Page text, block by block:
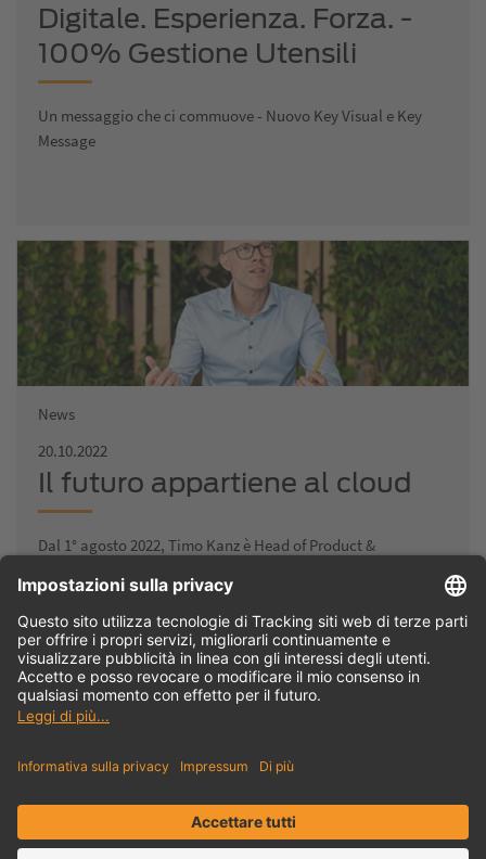
Digitale. Esperienza. Forza. -
100% Gestione Utensili
Un messaggio che ci commuove - Nuovo Key Visual e Key
Message
News
20.10.2022
Il futuro appartiene al cloud
Dal 1° agosto 2022, Timo Kanz è Head of Product &
sviluppo completo di tutte le linee di…
Caricare di più